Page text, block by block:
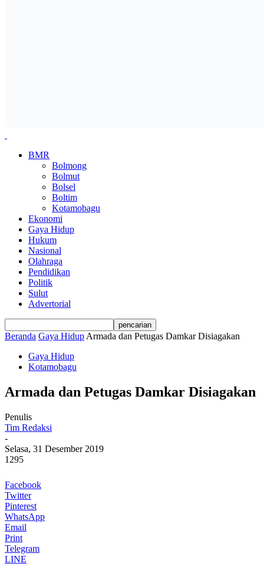
BMR
Bolmong
Bolmut
Bolsel
Boltim
Kotamobagu
Ekonomi
Gaya Hidup
Hukum
Nasional
Olahraga
Pendidikan
Politik
Sulut
Advertorial
Beranda Gaya Hidup Armada dan Petugas Damkar Disiagakan
Gaya Hidup
Kotamobagu
Armada dan Petugas Damkar Disiagakan
Penulis
Tim Redaksi
-
Selasa, 31 Desember 2019
1295
Facebook
Twitter
Pinterest
WhatsApp
Email
Print
Telegram
LINE